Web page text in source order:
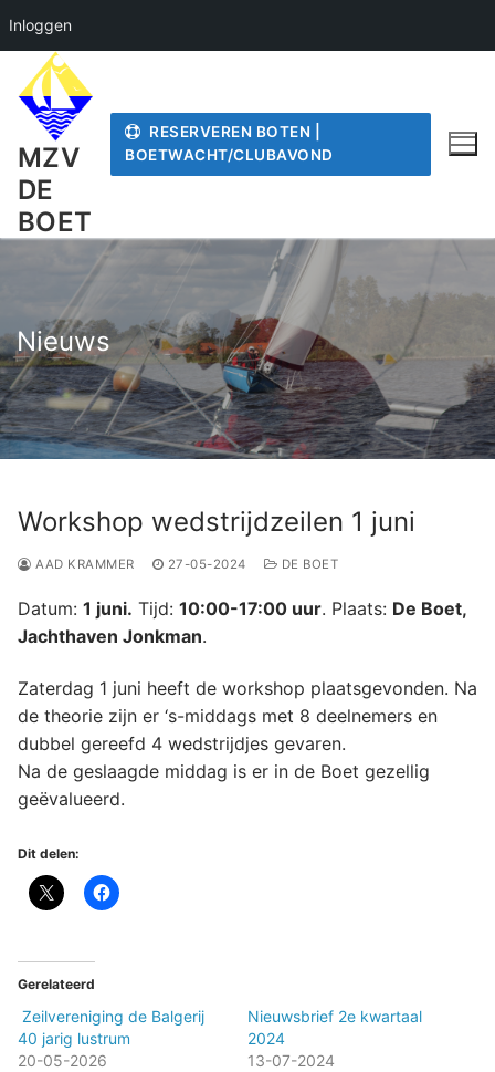
Inloggen
naar
inhoud
MZV
DE
BOET
RESERVEREN BOTEN |
BOETWACHT/CLUBAVOND
Nieuws
Workshop wedstrijdzeilen 1 juni
AAD KRAMMER 27-05-2024 DE BOET
Datum: 1 juni. Tijd: 10:00-17:00 uur. Plaats: De Boet,
Jachthaven Jonkman.
Zaterdag 1 juni heeft de workshop plaatsgevonden. Na
de theorie zijn er ‘s-middags met 8 deelnemers en
dubbel gereefd 4 wedstrijdjes gevaren.
Na de geslaagde middag is er in de Boet gezellig
geëvalueerd.
Dit delen:
Gerelateerd
Zeilvereniging de Balgerij
40 jarig lustrum
20-05-2026
Nieuwsbrief 2e kwartaal
2024
13-07-2024